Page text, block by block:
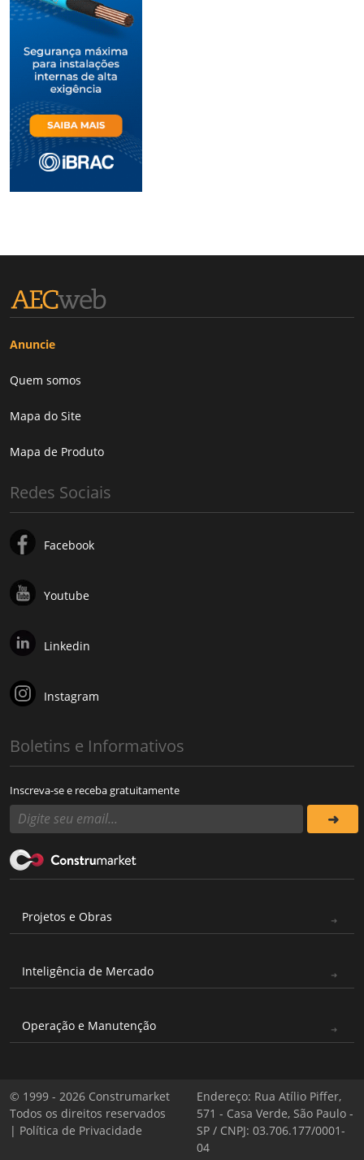
Anuncie
Quem somos
Mapa do Site
Mapa de Produto
Redes Sociais
Facebook
Youtube
Linkedin
Instagram
Boletins e Informativos
Inscreva-se e receba gratuitamente
Projetos e Obras
Inteligência de Mercado
Operação e Manutenção
© 1999 - 2026 Construmarket
Todos os direitos reservados
| Política de Privacidade
Endereço: Rua Atílio Piffer,
571 - Casa Verde, São Paulo -
SP / CNPJ: 03.706.177/0001-
04